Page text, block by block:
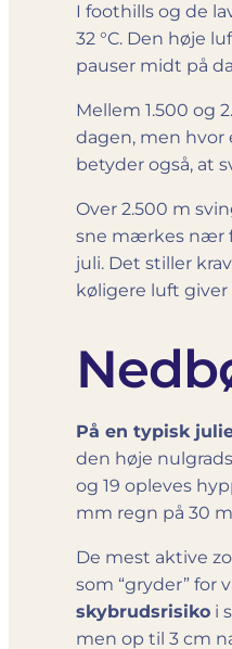
I foothills og de
32 °C. Den høje
pauser midt på
Mellem 1.500 og
dagen, men hvor
betyder også, at
Over 2.500 m
sne mærkes nær
juli. Det stiller
køligere luft
På en typisk
den høje
og 19 opleves
mm regn på 30
De mest aktive
som “gryder” for
skybrudsrisiko i
men op til 3 cm